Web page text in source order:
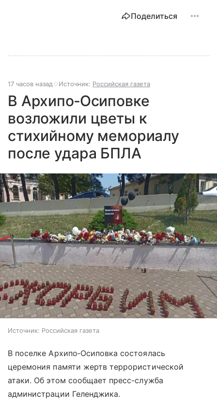
Поделиться
17 часов назад Источник: Российская газета
В Архипо‐Осиповке
возложили цветы к
стихийному мемориалу
после удара БПЛА
Источник: Российская газета
В поселке Архипо‑Осиповка состоялась
церемония памяти жертв террористической
атаки. Об этом сообщает пресс-служба
администрации Геленджика.